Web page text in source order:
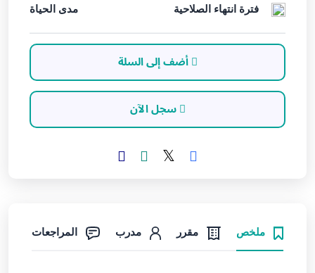
ملخص مقرر مدرب المراجعات
فترة انتهاء الصلاحية مدى الحياة
أضف إلى السلة
سجل الآن